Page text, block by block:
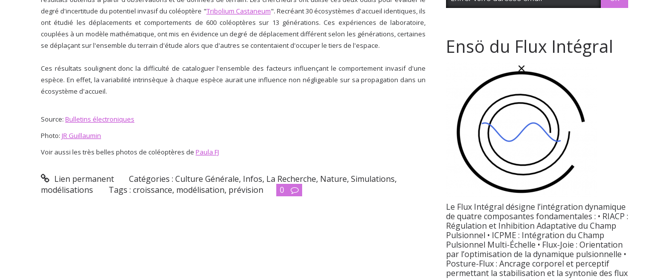
degré d'incertitude du potentiel invasif du coléoptère "Tribolium Castaneum". Recréant 30 écosystèmes d'accueil identiques, ils
ont étudié les déplacements et comportements de 600 coléoptères sur 13 générations. Ces expériences de laboratoire,
couplées à un modèle mathématique, ont mis en évidence un degré de déplacement différent selon les générations, certaines
se déplaçant sur l'ensemble du terrain d'étude alors que d'autres se contentaient d'occuper le tiers de l'espace.
Ces résultats soulignent donc la difficulté de cataloguer l'ensemble des facteurs influençant le comportement invasif d'une
espèce. En effet, la variabilité intrinsèque à chaque espèce aurait une influence non négligeable sur sa propagation dans un
écosystème d'accueil.
Source: Bulletins électroniques
Photo: JR Guillaumin
Voir aussi les très belles photos de coléoptères de Paula FJ
Lien permanent Catégories :Culture Générale, Infos, La Recherche, Nature,Simulations,
modélisations
Tags : croissance, modélisation, prévision 0
Ensö du Flux Intégral
Le Flux Intégral désigne l’intégration dynamique
de quatre composantes fondamentales : • RIACP :
Régulation et Inhibition Adaptative du Champ
Pulsionnel • ICPME : Intégration du Champ
Pulsionnel Multi-Échelle • Flux-Joie : Orientation
par l’optimisation de la dynamique pulsionnelle •
Posture-Flux : Ancrage corporel et perceptif
permettant la stabilisation et la syntonie des flux